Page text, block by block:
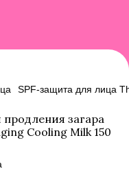
SPF-защита для лица
загара
Cooling Milk 150